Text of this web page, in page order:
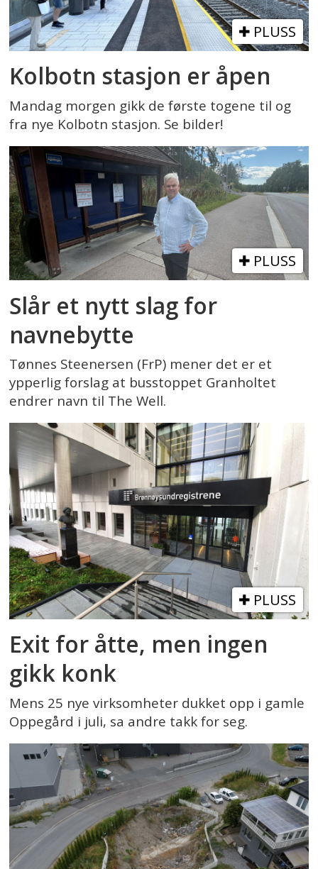
PLUSS
Kolbotn stasjon er åpen
Mandag morgen gikk de første togene til og
fra nye Kolbotn stasjon. Se bilder!
PLUSS
Slår et nytt slag for
navnebytte
Tønnes Steenersen (FrP) mener det er et
ypperlig forslag at busstoppet Granholtet
endrer navn til The Well.
PLUSS
Exit for åtte, men ingen
gikk konk
Mens 25 nye virksomheter dukket opp i gamle
Oppegård i juli, sa andre takk for seg.